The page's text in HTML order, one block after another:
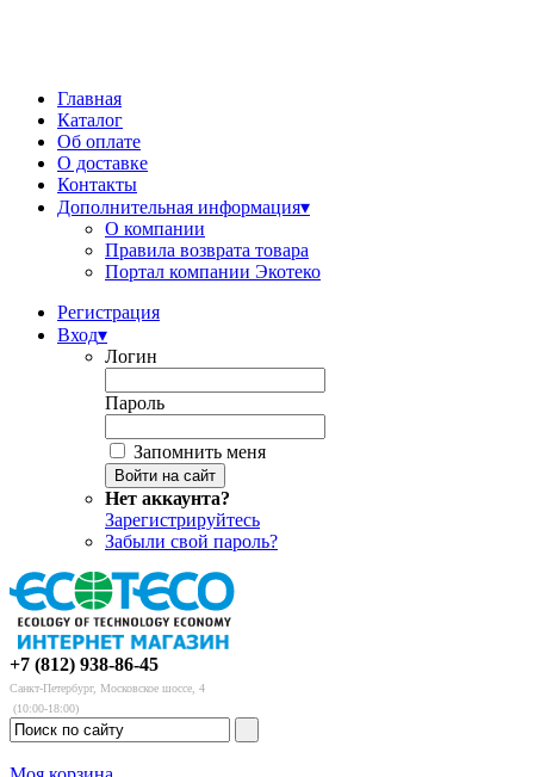
Главная
Каталог
Об оплате
О доставке
Контакты
Дополнительная информация▾
О компании
Правила возврата товара
Портал компании Экотеко
Регистрация
Вход▾
Логин
Пароль
Запомнить меня
Нет аккаунта?
Зарегистрируйтесь
Забыли свой пароль?
+7 (812) 938-86-45
Санкт-Петербург, Московское шоссе, 4
(10:00-18:00)